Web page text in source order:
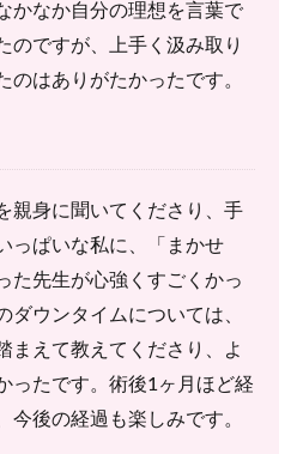
かなか自分の理想を言葉で
のですが、上手く汲み取り
のはありがたかったです。
親身に聞いてくださり、手
っぱいな私に、「まかせ
た先生が心強くすごくかっ
ダウンタイムについては、
まえて教えてくださり、よ
ったです。術後1ヶ月ほど経
今後の経過も楽しみです。